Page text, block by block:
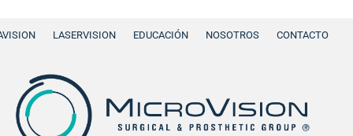
LASERVISION EDUCACIÓN NOSOTROS CONTACTO